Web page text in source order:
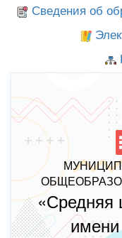
Сведения об
«Средняя